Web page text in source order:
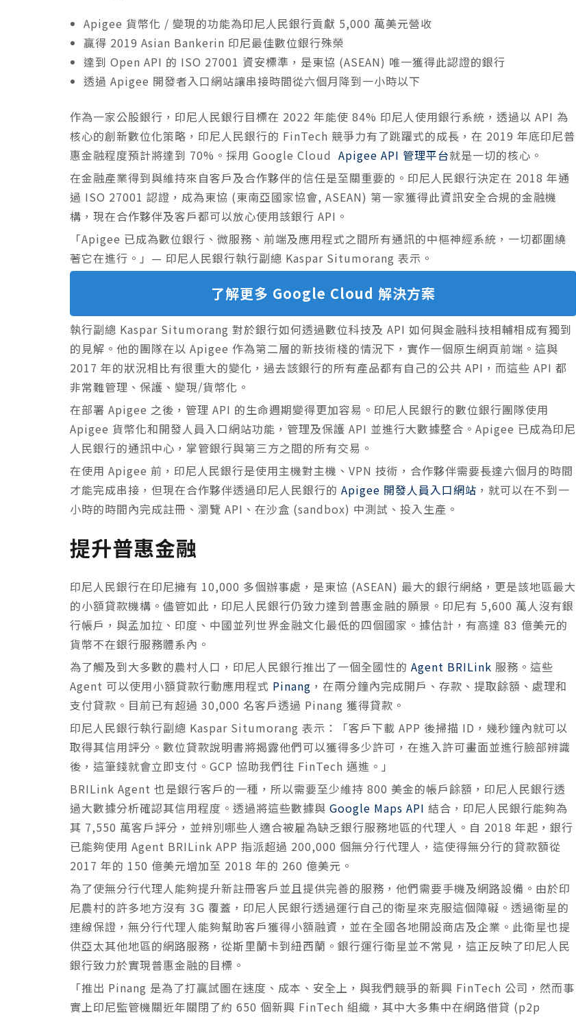
Apigee 貨幣化 / 變現的功能為印尼人民銀行貢獻 5,000 萬美元營收
贏得 2019 Asian Bankerin 印尼最佳數位銀行殊榮
達到 Open API 的 ISO 27001 資安標準，是東協 (ASEAN) 唯一獲得此認證的銀行
透過 Apigee 開發者入口網站讓串接時間從六個月降到一小時以下
作為一家公股銀行，印尼人民銀行目標在 2022 年能使 84% 印尼人使用銀行系統，透過以 API 為
核心的創新數位化策略，印尼人民銀行的 FinTech 競爭力有了跳躍式的成長，在 2019 年底印尼普
惠金融程度預計將達到 70%。採用 Google Cloud Apigee API 管理平台就是一切的核心。
在金融產業得到與維持來自客戶及合作夥伴的信任是至關重要的。印尼人民銀行決定在 2018 年通
過 ISO 27001 認證，成為東協 (東南亞國家協會, ASEAN) 第一家獲得此資訊安全合規的金融機
構，現在合作夥伴及客戶都可以放心使用該銀行 API。
「Apigee 已成為數位銀行、微服務、前端及應用程式之間所有通訊的中樞神經系統，一切都圍繞
著它在進行。」— 印尼人民銀行執行副總 Kaspar Situmorang 表示。
了解更多 Google Cloud 解決方案
執行副總 Kaspar Situmorang 對於銀行如何透過數位科技及 API 如何與金融科技相輔相成有獨到
的見解。他的團隊在以 Apigee 作為第二層的新技術棧的情況下，實作一個原生網頁前端。這與
2017 年的狀況相比有很重大的變化，過去該銀行的所有產品都有自己的公共 API，而這些 API 都
非常難管理、保護、變現/貨幣化。
在部署 Apigee 之後，管理 API 的生命週期變得更加容易。印尼人民銀行的數位銀行團隊使用
Apigee 貨幣化和開發人員入口網站功能，管理及保護 API 並進行大數據整合。Apigee 已成為印尼
人民銀行的通訊中心，掌管銀行與第三方之間的所有交易。
在使用 Apigee 前，印尼人民銀行是使用主機對主機、VPN 技術，合作夥伴需要長達六個月的時間
才能完成串接，但現在合作夥伴透過印尼人民銀行的 Apigee 開發人員入口網站 ，就可以在不到一
小時的時間內完成註冊、瀏覽 API、在沙盒 (sandbox) 中測試、投入生產。
提升普惠金融
印尼人民銀行在印尼擁有 10,000 多個辦事處，是東協 (ASEAN) 最大的銀行網絡，更是該地區最大
的小額貸款機構。儘管如此，印尼人民銀行仍致力達到普惠金融的願景。印尼有 5,600 萬人沒有銀
行帳戶，與孟加拉、印度、中國並列世界金融文化最低的四個國家。據估計，有高達 83 億美元的
貨幣不在銀行服務體系內。
為了觸及到大多數的農村人口，印尼人民銀行推出了一個全國性的 Agent BRILink 服務。這些
Agent 可以使用小額貸款行動應用程式 Pinang ，在兩分鐘內完成開戶、存款、提取餘額、處理和
支付貸款。目前已有超過 30,000 名客戶透過 Pinang 獲得貸款。
印尼人民銀行執行副總 Kaspar Situmorang 表示：「客戶下載 APP 後掃描 ID，幾秒鐘內就可以
取得其信用評分。數位貸款說明書將揭露他們可以獲得多少許可，在進入許可畫面並進行臉部辨識
後，這筆錢就會立即支付。GCP 協助我們往 FinTech 邁進。」
BRILink Agent 也是銀行客戶的一種，所以需要至少維持 800 美金的帳戶餘額，印尼人民銀行透
過大數據分析確認其信用程度。透過將這些數據與 Google Maps API 結合，印尼人民銀行能夠為
其 7,550 萬客戶評分，並辨別哪些人適合被雇為缺乏銀行服務地區的代理人。自 2018 年起，銀行
已能夠使用 Agent BRILink APP 指派超過 200,000 個無分行代理人，這使得無分行的貸款額從
2017 年的 150 億美元增加至 2018 年的 260 億美元。
為了使無分行代理人能夠提升新註冊客戶並且提供完善的服務，他們需要手機及網路設備。由於印
尼農村的許多地方沒有 3G 覆蓋，印尼人民銀行透過運行自己的衛星來克服這個障礙。透過衛星的
連線保證，無分行代理人能夠幫助客戶獲得小額融資，並在全國各地開設商店及企業。此衛星也提
供亞太其他地區的網路服務，從斯里蘭卡到紐西蘭。銀行運行衛星並不常見，這正反映了印尼人民
銀行致力於實現普惠金融的目標。
「推出 Pinang 是為了打贏試圖在速度、成本、安全上，與我們競爭的新興 FinTech 公司，然而事
實上印尼監管機關近年關閉了約 650 個新興 FinTech 組織，其中大多集中在網路借貸 (p2p